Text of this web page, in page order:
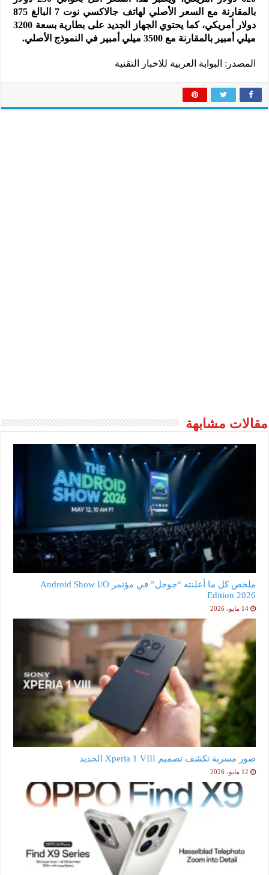
بالمقارنة مع السعر الأصلي لهاتف جالاكسي نوت 7 البالغ 875
دولار أمريكي، كما يحتوي الجهاز الجديد على بطارية بسعة 3200
ميلي أمبير بالمقارنة مع 3500 ميلي أمبير في النموذج الأصلي.
المصدر: البوابة العربية للاخبار التقنية
مقالات مشابهة
ملخص كل ما أعلنته “جوجل” في مؤتمر Android Show I/O
Edition 2026
14 مايو، 2026
صور مسربة تكشف تصميم Xperia 1 VIII الجديد
12 مايو، 2026